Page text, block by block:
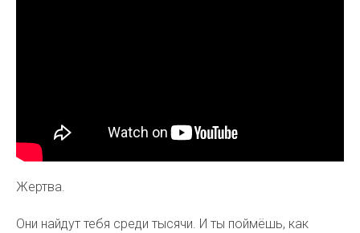
Жертва.
Они найдут тебя среди тысячи. И ты поймёшь, как